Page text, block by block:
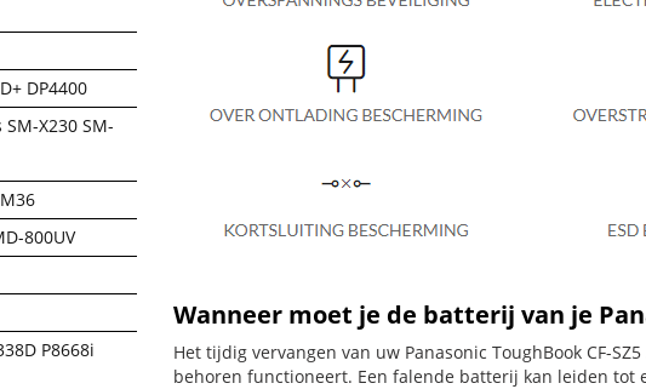
DP4400
X230 SM-
800UV
P8668i
Wanneer moet je de batterij van je
Het tijdig vervangen van uw Panasonic ToughBook CF-
behoren functioneert. Een falende batterij kan leiden tot